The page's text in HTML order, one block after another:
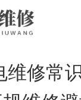
维修常